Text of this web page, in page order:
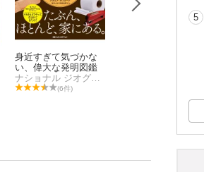
身近すぎて気づかな
い、偉大な発明図鑑
(6件)
5